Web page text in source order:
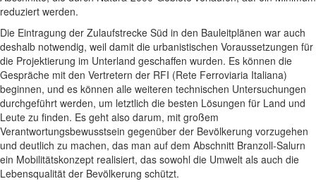
reduziert werden.
Die Eintragung der Zulaufstrecke Süd in den Bauleitplänen war auch
deshalb notwendig, weil damit die urbanistischen Voraussetzungen für
die Projektierung im Unterland geschaffen wurden. Es können die
Gespräche mit den Vertretern der RFI (Rete Ferroviaria Italiana)
beginnen, und es können alle weiteren technischen Untersuchungen
durchgeführt werden, um letztlich die besten Lösungen für Land und
Leute zu finden. Es geht also darum, mit großem
Verantwortungsbewusstsein gegenüber der Bevölkerung vorzugehen
und deutlich zu machen, das man auf dem Abschnitt Branzoll-Salurn
ein Mobilitätskonzept realisiert, das sowohl die Umwelt als auch die
Lebensqualität der Bevölkerung schützt.